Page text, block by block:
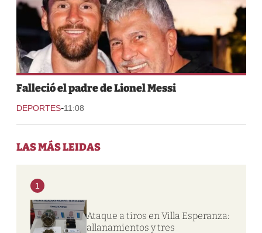
Falleció el padre de Lionel Messi
DEPORTES-11:08
LAS MÁS LEIDAS
1
Ataque a tiros en Villa Esperanza:
allanamientos y tres